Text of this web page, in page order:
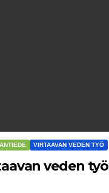
VIRTAAVAN VEDEN TYÖ
veden työ